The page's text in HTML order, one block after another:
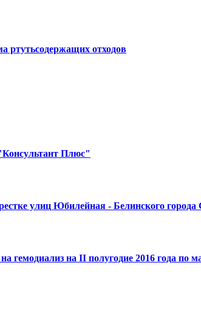
ртутьсодержащих отходов
Плюс"
улиц Юбилейная - Белинского города
гемодиализ на II полугодие 2016 года